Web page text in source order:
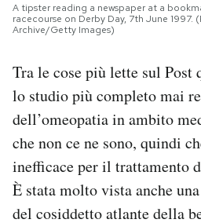
I MIEI PREFERITI
SHOP
CALENDARIO
AREA PERSONALE
Area Personale
A tipster reading a newspaper at a
racecourse on Derby Day, 7th June
Archive/Getty Images)
Tra le cose più lette sul Post
lo studio più completo mai
dell’omeopatia in ambito
che non ce ne sono, quindi
inefficace per il trattamento
È stata molto vista anche
del cosiddetto atlante della